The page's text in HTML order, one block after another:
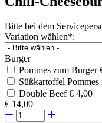
Bitte bei dem
Variation wählen*:
Burger
Pommes zum Burger
Süßkartoffel
Double Beef€ 4,00
€ 14,00